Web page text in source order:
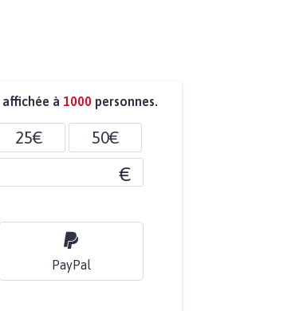
affichée à 1000 personnes.
25€ 50€
€
PayPal